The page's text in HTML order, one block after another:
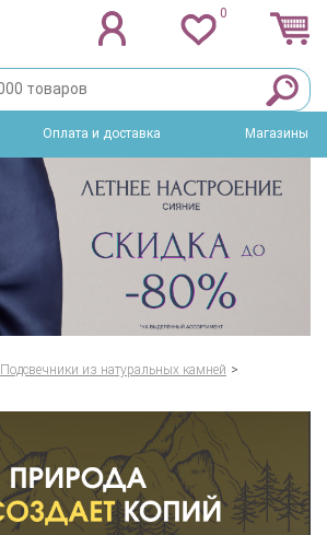
0
Оплата и доставка Магазины
Подсвечники из натуральных камней >